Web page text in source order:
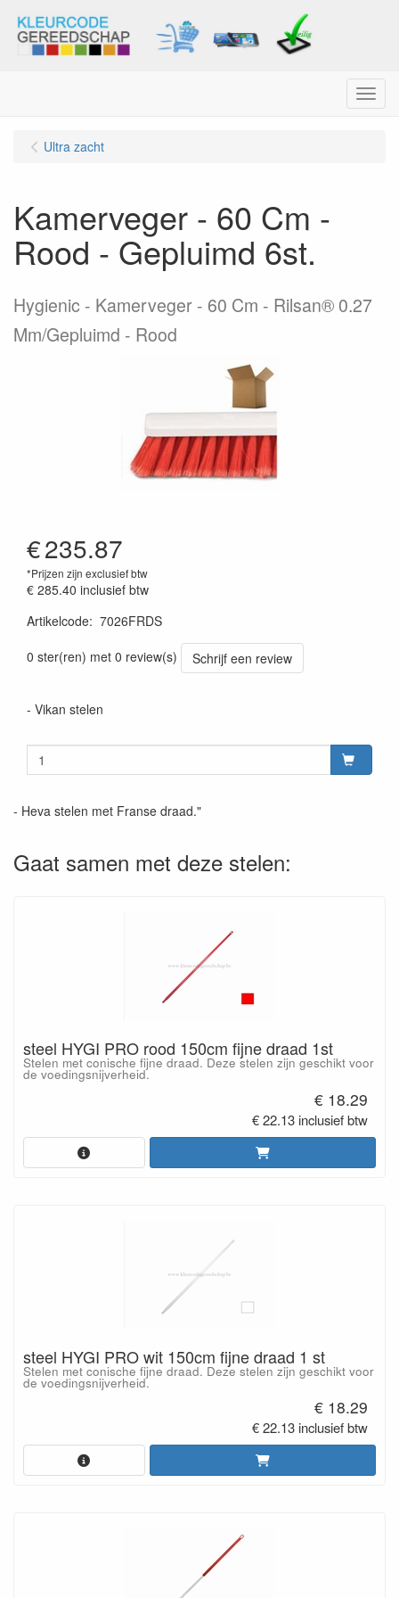
Menu
Ultra zacht
Kamerveger - 60 Cm -
Rood - Gepluimd 6st.
Hygienic - Kamerveger - 60 Cm - Rilsan® 0.27
Mm/Gepluimd - Rood
€235.87
*Prijzen zijn exclusief btw
€ 285.40 inclusief btw
Artikelcode: 7026FRDS
0 ster(ren) met 0 review(s)
Schrijf een review
- Vikan stelen
- Heva stelen met Franse draad."
Gaat samen met deze stelen:
steel HYGI PRO rood 150cm fijne draad 1st
Stelen met conische fijne draad. Deze stelen zijn geschikt voor
de voedingsnijverheid.
€ 18.29
€ 22.13 inclusief btw
steel HYGI PRO wit 150cm fijne draad 1 st
Stelen met conische fijne draad. Deze stelen zijn geschikt voor
de voedingsnijverheid.
€ 18.29
€ 22.13 inclusief btw